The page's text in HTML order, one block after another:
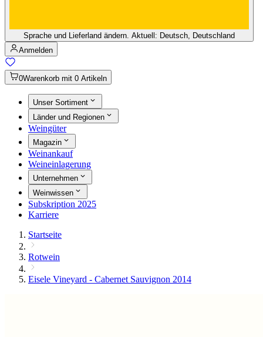
Sprache und Lieferland ändern. Aktuell: Deutsch, Deutschland
Anmelden
0Warenkorb mit 0 Artikeln
Unser Sortiment
Länder und Regionen
Weingüter
Magazin
Weinankauf
Weineinlagerung
Unternehmen
Weinwissen
Subskription 2025
Karriere
Startseite
Rotwein
Eisele Vineyard - Cabernet Sauvignon 2014